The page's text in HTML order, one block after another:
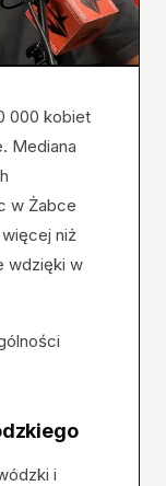
000 kobiet
Mediana
w Żabce
niż
wdzięki w
i